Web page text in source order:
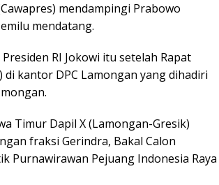
mendampingi Prabowo
mendatang.
RI Jokowi itu setelah Rapat
di kantor DPC Lamongan yang dihadiri
Timur Dapil X (Lamongan-Gresik)
fraksi Gerindra, Bakal Calon
Purnawirawan Pejuang Indonesia Raya